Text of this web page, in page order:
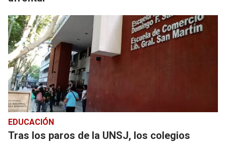
EDUCACIÓN
Tras los paros de la UNSJ, los colegios